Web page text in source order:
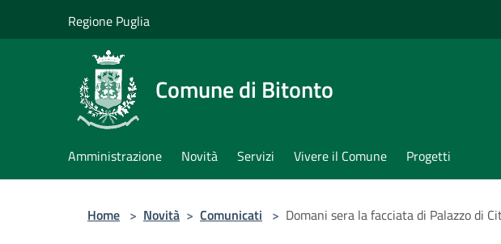
Regione Puglia
Comune di Bitonto
Amministrazione Novità Servizi Vivere il Comune Progetti
Home > Novità > Comunicati > Domani sera la facciata di Palazzo di